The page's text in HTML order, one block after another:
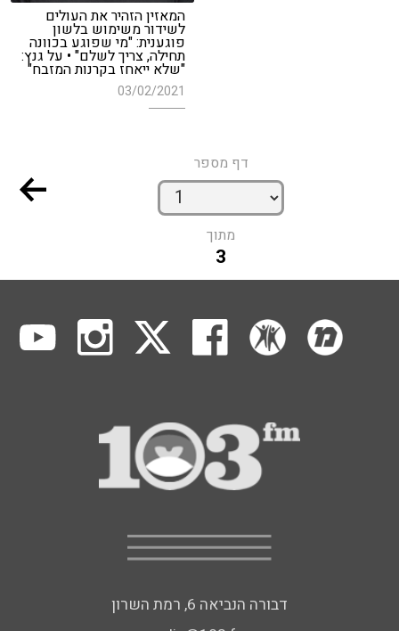
המאזין הזהיר את העולים
לשידור משימוש בלשון
פוגענית: "מי שפוגע בכוונה
תחילה, צריך לשלם" • על גנץ:
"שלא ייאחז בקרנות המזבח"
03/02/2021
דף מספר
מתוך
3
דבורה הנביאה 6, רמת השרון